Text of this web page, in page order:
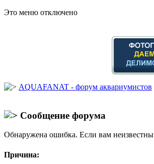
Это меню отключено
AQUAFANAT - форум аквариумистов
Сообщение форума
Обнаружена ошибка. Если вам
Причина: